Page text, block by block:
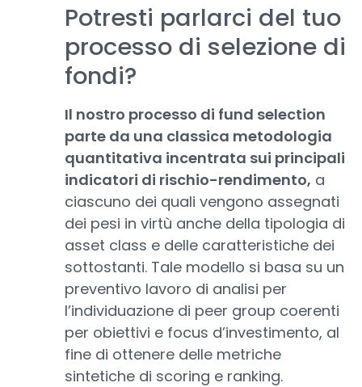
Potresti parlarci del tuo
processo di selezione di
fondi?
Il nostro processo di fund selection
parte da una classica metodologia
quantitativa incentrata sui principali
indicatori di rischio-rendimento, a
ciascuno dei quali vengono assegnati
dei pesi in virtù anche della tipologia di
asset class e delle caratteristiche dei
sottostanti. Tale modello si basa su un
preventivo lavoro di analisi per
l’individuazione di peer group coerenti
per obiettivi e focus d’investimento, al
fine di ottenere delle metriche
sintetiche di scoring e ranking.